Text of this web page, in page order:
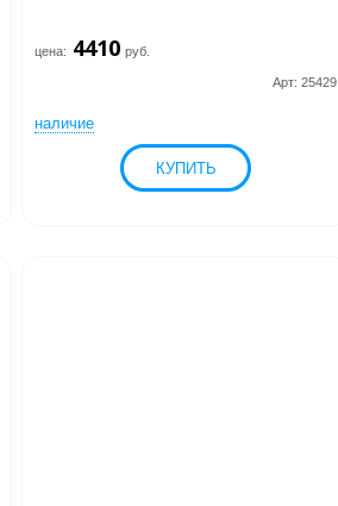
цена: 4410 руб.
Арт: 25429
наличие